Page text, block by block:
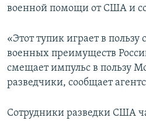
военной помощи от США и
«Этот тупик играет в пользу
военных преимуществ
смещает импульс в пользу
разведчики, сообщает
Сотрудники разведки США